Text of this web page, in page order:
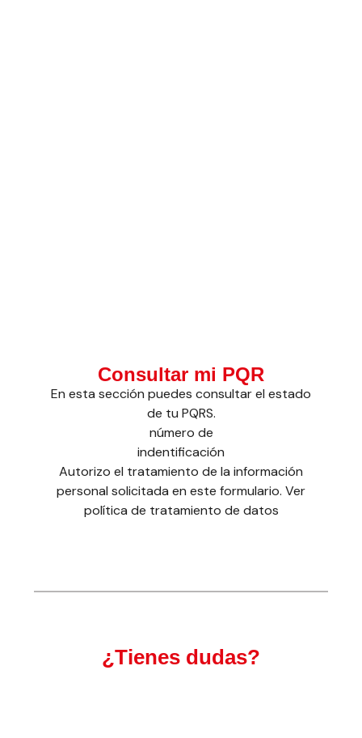
Consultar mi PQR
En esta sección puedes consultar el estado
de tu PQRS.
número de
indentificación
Autorizo el tratamiento de la información
personal solicitada en este formulario. Ver
política de tratamiento de datos
¿Tienes dudas?